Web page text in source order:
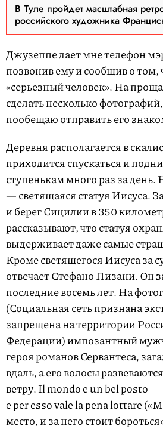
В Туле пройдет масштабная
российского художника
Джузеппе дает мне телефон
позвонив ему и сообщив о том,
«серьезный человек». На
сделать несколько
пообещаю отправить его
Деревня располагается в
приходится спускаться и
ступенькам много раз за день.
— светящаяся статуя Иисуса.
и берег Сицилии в 350
рассказывают, что статуя
выдерживает даже самые
Кроме светящегося Иисуса за
отвечает Стефано Пизани. Он
последние восемь лет. На
(Социальная сеть признана
запрещена на территории
Федерации) импозантный
героя романов Сервантеса,
вдаль, а его волосы
ветру. Il mondo e un bel posto
e per esso vale la pena lottare
место, и за него стоит